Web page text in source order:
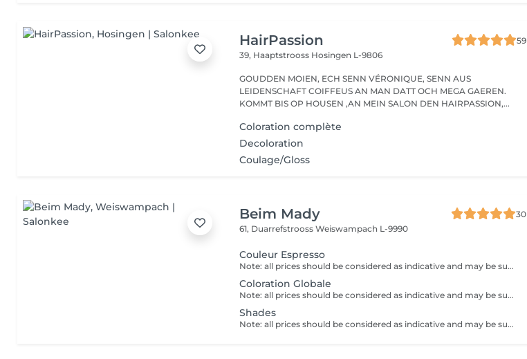
HairPassion
59
39, Haaptstrooss Hosingen L-9806
GOUDDEN MOIEN, ECH SENN VÉRONIQUE, SENN AUS
LEIDENSCHAFT COIFFEUS AN MAN DATT OCH MEGA GAEREN.
KOMMT BIS OP HOUSEN ,AN MEIN SALON DEN HAIRPASSION,...
Coloration complète
Decoloration
Coulage/Gloss
Beim Mady
30
61, DuarrefstroossWeiswampach L-9990
Couleur Espresso
Note: all prices should be considered as indicative and may be subject to change based on the type, duration and complexity of the service that is provided to you on site.
Coloration Globale
Note: all prices should be considered as indicative and may be subject to change based on the type, duration and complexity of the service that is provided to you on site.
Shades
Note: all prices should be considered as indicative and may be subject to change based on the type, duration and complexity of the service that is provided to you on site.